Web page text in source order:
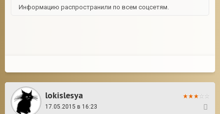
Информацию распространили по всем соцсетям.
lokislesya
17.05.2015 в 16:23